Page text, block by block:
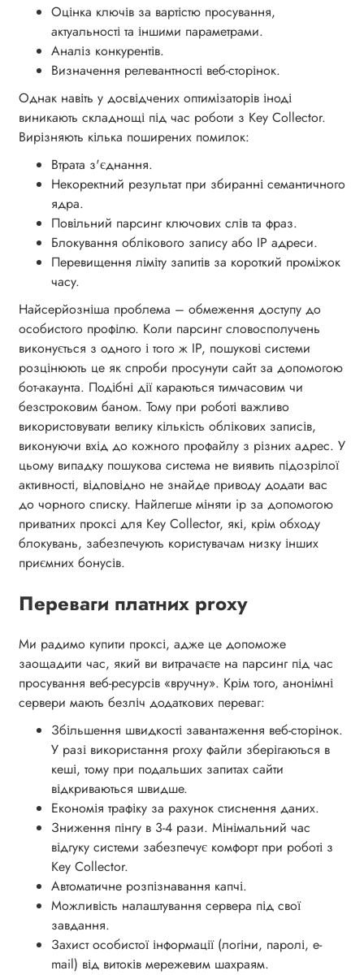
Оцінка ключів за вартістю просування,
актуальності та іншими параметрами.
Аналіз конкурентів.
Визначення релевантності веб-сторінок.
Однак навіть у досвідчених оптимізаторів іноді
виникають складнощі під час роботи з Key Collector.
Вирізняють кілька поширених помилок:
Втрата з'єднання.
Некоректний результат при збиранні семантичного
ядра.
Повільний парсинг ключових слів та фраз.
Блокування облікового запису або IP адреси.
Перевищення ліміту запитів за короткий проміжок
часу.
Найсерйозніша проблема – обмеження доступу до
особистого профілю. Коли парсинг словосполучень
виконується з одного і того ж IP, пошукові системи
розцінюють це як спроби просунути сайт за допомогою
бот-акаунта. Подібні дії караються тимчасовим чи
безстроковим баном. Тому при роботі важливо
використовувати велику кількість облікових записів,
виконуючи вхід до кожного профайлу з різних адрес. У
цьому випадку пошукова система не виявить підозрілої
активності, відповідно не знайде приводу додати вас
до чорного списку. Найлегше міняти ip за допомогою
приватних проксі для Key Collector, які, крім обходу
блокувань, забезпечують користувачам низку інших
приємних бонусів.
Переваги платних proxy
Ми радимо купити проксі, адже це допоможе
заощадити час, який ви витрачаєте на парсинг під час
просування веб-ресурсів «вручну». Крім того, анонімні
сервери мають безліч додаткових переваг:
Збільшення швидкості завантаження веб-сторінок.
У разі використання proxy файли зберігаються в
кеші, тому при подальших запитах сайти
відкриваються швидше.
Економія трафіку за рахунок стиснення даних.
Зниження пінгу в 3-4 рази. Мінімальний час
відгуку системи забезпечує комфорт при роботі з
Key Collector.
Автоматичне розпізнавання капчі.
Можливість налаштування сервера під свої
завдання.
Захист особистої інформації (логіни, паролі, e-
mail) від витоків мережевим шахраям.